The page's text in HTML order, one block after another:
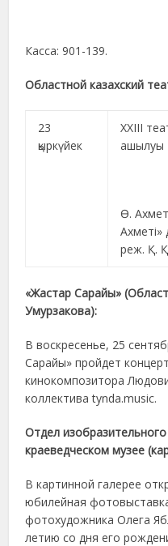
Касса: 901-139.
Областной казахский
23
қыркүйек
ХХІІІ
ашылуы
Ө.
Ахметі»
реж. Қ.
«Жастар Сарайы»
Умурзакова):
В воскресенье, 25
Сарайы» пройдет
кинокомпозитора
коллектива tynda.music.
Отдел
краеведческом музее
В картинной галерее
юбилейная
фотохудожника Олега
летию со дня его